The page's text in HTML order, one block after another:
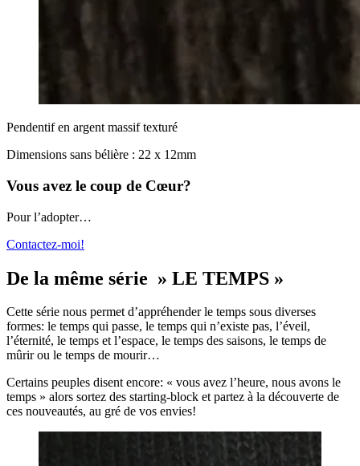
Pendentif en argent massif texturé
Dimensions sans bélière : 22 x 12mm
Vous avez le coup de Cœur?
Pour l’adopter…
Contactez-moi!
De la même série » LE TEMPS »
Cette série nous permet d’appréhender le temps sous diverses
formes: le temps qui passe, le temps qui n’existe pas, l’éveil,
l’éternité, le temps et l’espace, le temps des saisons, le temps de
mûrir ou le temps de mourir…
Certains peuples disent encore: « vous avez l’heure, nous avons le
temps » alors sortez des starting-block et partez à la découverte de
ces nouveautés, au gré de vos envies!